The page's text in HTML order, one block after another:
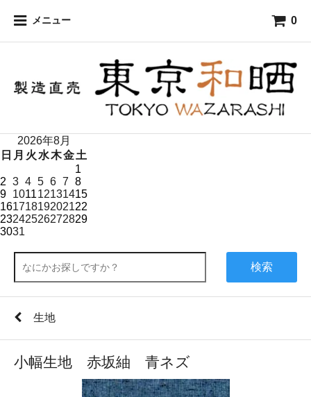
メニュー 0
2026年8月
日 月 火 水木金土
1
2 3 4 5 6 7 8
9 101112131415
16171819202122
23242526272829
3031
検索
生地
小幅生地 赤坂紬 青ネズ